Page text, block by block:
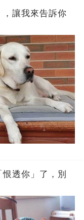
讓我來告訴你
透你」了，別